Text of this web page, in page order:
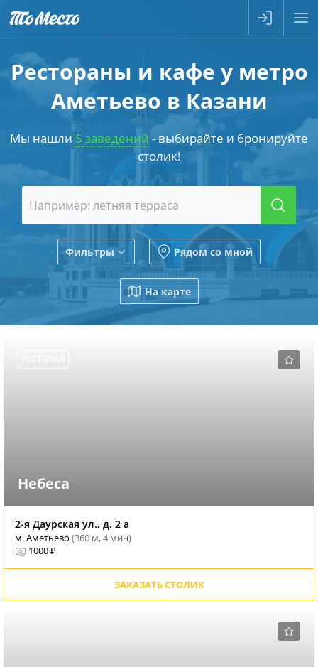
Рестораны и кафе у метро
Аметьево в Казани
Мы нашли 5 заведений- выбирайте и бронируйте
столик!
Фильтры Рядом со мной
На карте
Небеса
2-я Даурская ул., д. 2 а
м. Аметьево (360 м, 4 мин)
1000 ₽
ЗАКАЗАТЬ СТОЛИК